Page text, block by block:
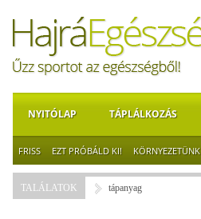
NYITÓLAP TÁPLÁLKOZÁS
FRISS EZT PRÓBÁLD KI! KÖRNYEZETÜNK
TALÁLATOK tápanyag